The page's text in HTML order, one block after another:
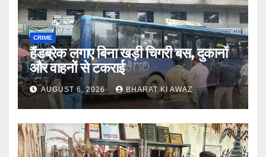
CRIME
हैंडब्रेक लगाए बिना खड़ी चिगरी बस, दुकानों
और वाहनों से टकराई
AUGUST 6, 2026 BHARAT KI AWAZ